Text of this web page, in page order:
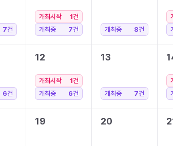
7건
개최시작 1건
개최중
7건 개최중 8건
6건
12
개최시작 1건
개최중
6건
13
개최중 7건
19 20